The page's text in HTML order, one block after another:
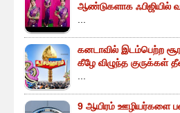
ஆண்டுகளாக ஃபிஜியில்
...
கனடாவில் இடம்பெற்ற
கீழே விழுந்த குருக்கள்
...
9 ஆயிரம் ஊழியர்களை